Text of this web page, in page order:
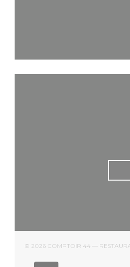
© 2026 COMPTOIR 44 —